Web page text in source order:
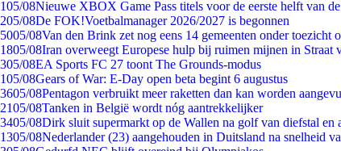
105/08Nieuwe XBOX Game Pass titels voor de eerste helft van
205/08De FOK!Voetbalmanager 2026/2027 is begonnen
5005/08Van den Brink zet nog eens 14 gemeenten onder toezicht
1805/08Iran overweegt Europese hulp bij ruimen mijnen in Straat
305/08EA Sports FC 27 toont The Grounds-modus
105/08Gears of War: E-Day open beta begint 6 augustus
3605/08Pentagon verbruikt meer raketten dan kan worden
2105/08Tanken in België wordt nóg aantrekkelijker
3405/08Dirk sluit supermarkt op de Wallen na golf van diefstal en
1305/08Nederlander (23) aangehouden in Duitsland na snelheid